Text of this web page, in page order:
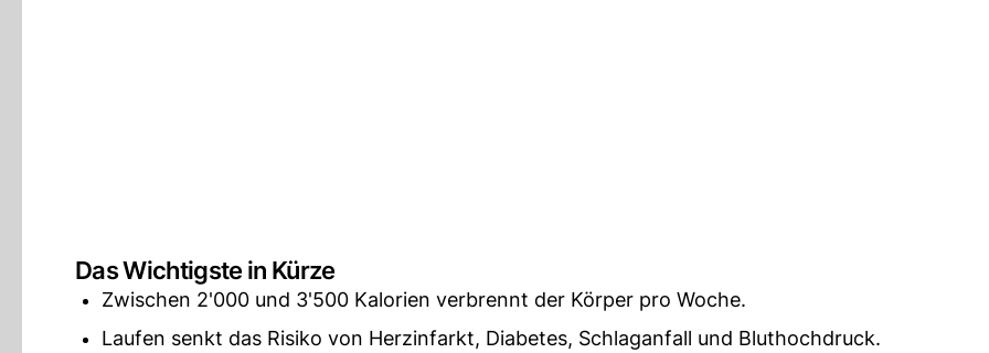
Das Wichtigste in Kürze
Zwischen 2'000 und 3'500 Kalorien verbrennt der Körper pro Woche.
Laufen senkt das Risiko von Herzinfarkt, Diabetes, Schlaganfall und Bluthochdruck.